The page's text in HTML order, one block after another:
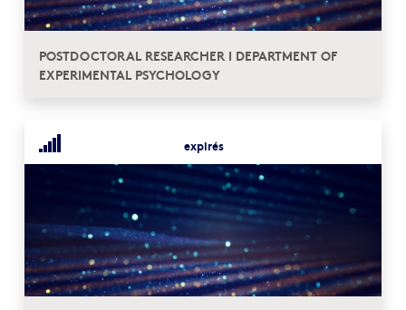
POSTDOCTORAL RESEARCHER I DEPARTMENT OF
EXPERIMENTAL PSYCHOLOGY
expirés